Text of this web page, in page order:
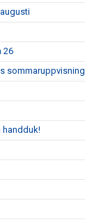
26
sommaruppvisning
handduk!